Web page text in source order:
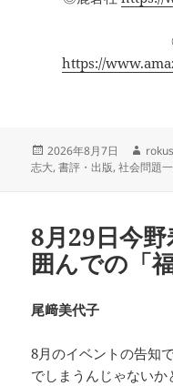
https://
投
稿
2026年8月7日
作
成
志大,書評・出版,社会問題
8月29日今
囲んでの「
尾﨑美代子
8月のイベントの告知
でしまうんじゃない